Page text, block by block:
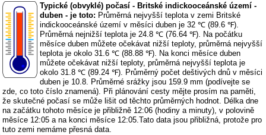
Typické (obvyklé) počasí - Britské indickooceánské území -
duben - je toto: Průměrná nejvyšší teplota v zemi Britské
indickooceánské území v měsíci duben je 32 ℃ (89.6 ℉).
Průměrná nejnižší teplota je 24.8 ℃ (76.64 ℉). Na počátku
měsíce duben můžete očekávat nižší teploty, průměrná nejvyšší
teplota je okolo 31.6 ℃ (88.88 ℉). Na konci měsíce duben
můžete očekávat nižší teploty, průměrná nejvyšší teplota je
okolo 31.8 ℃ (89.24 ℉). Průměrný počet deštivých dnů v měsíci
duben je 10.8. Průměrné srážky jsou 159.9 mm (podívejte se
zde, co toto číslo znamená). Při plánování cesty mějte prosím na paměti,
že skutečné počasí se může lišit od těchto průměrných hodnot. Délka dne
na začátku tohoto měsíce je přibližně 12:06 (hodiny a minuty), v polovině
měsíce 12:05 a na konci měsíce 12:05.Tato data jsou přibližná, protože pro
tuto zemi nemáme přesná data.